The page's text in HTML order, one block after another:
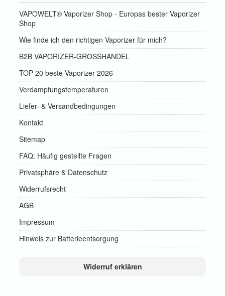
VAPOWELT® Vaporizer Shop - Europas bester Vaporizer
Shop
Wie finde ich den richtigen Vaporizer für mich?
B2B VAPORIZER-GROSSHANDEL
TOP 20 beste Vaporizer 2026
Verdampfungstemperaturen
Liefer- & Versandbedingungen
Kontakt
Sitemap
FAQ: Häufig gestellte Fragen
Privatsphäre & Datenschutz
Widerrufsrecht
AGB
Impressum
Hinweis zur Batterieentsorgung
Widerruf erklären